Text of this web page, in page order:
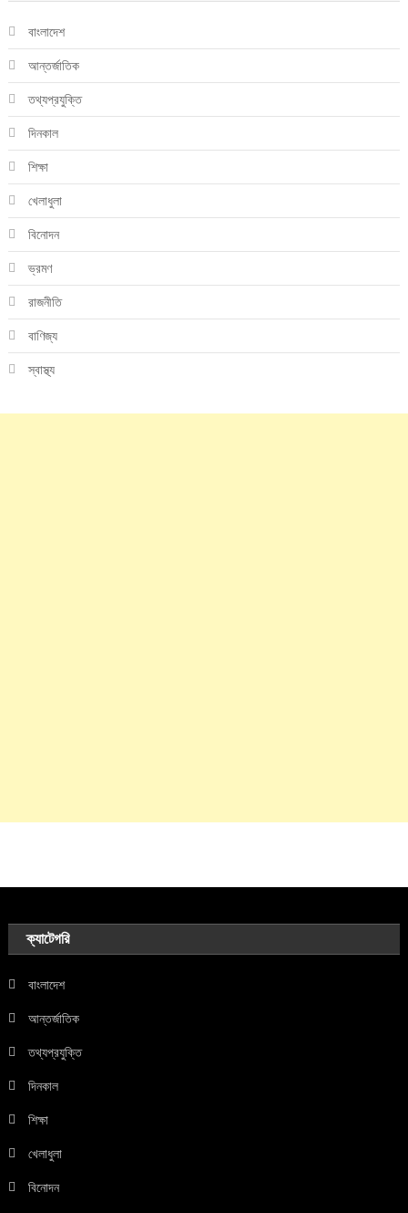
বাংলাদেশ
আন্তর্জাতিক
তথ্যপ্রযুক্তি
দিনকাল
শিক্ষা
খেলাধুলা
বিনোদন
ভ্রমণ
রাজনীতি
বাণিজ্য
স্বাস্থ্য
ক্যাটেগরি
বাংলাদেশ
আন্তর্জাতিক
তথ্যপ্রযুক্তি
দিনকাল
শিক্ষা
খেলাধুলা
বিনোদন